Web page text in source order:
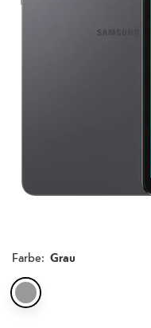
Farbe: Grau